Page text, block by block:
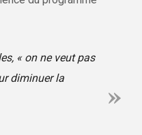
« on ne veut pas
diminuer la